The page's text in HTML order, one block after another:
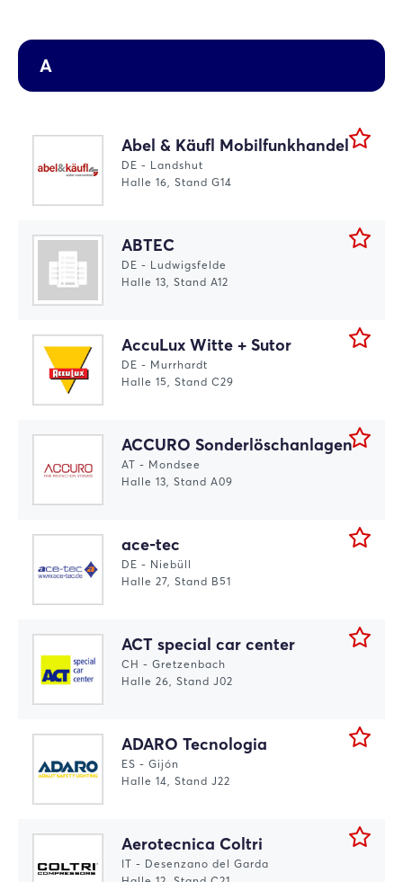
A
Abel & Käufl Mobilfunkhandel
DE - Landshut
Halle 16, Stand G14
ABTEC
DE - Ludwigsfelde
Halle 13, Stand A12
AccuLux Witte + Sutor
DE - Murrhardt
Halle 15, Stand C29
ACCURO Sonderlöschanlagen
AT - Mondsee
Halle 13, Stand A09
ace-tec
DE - Niebüll
Halle 27, Stand B51
ACT special car center
CH - Gretzenbach
Halle 26, Stand J02
ADARO Tecnologia
ES - Gijón
Halle 14, Stand J22
Aerotecnica Coltri
IT - Desenzano del Garda